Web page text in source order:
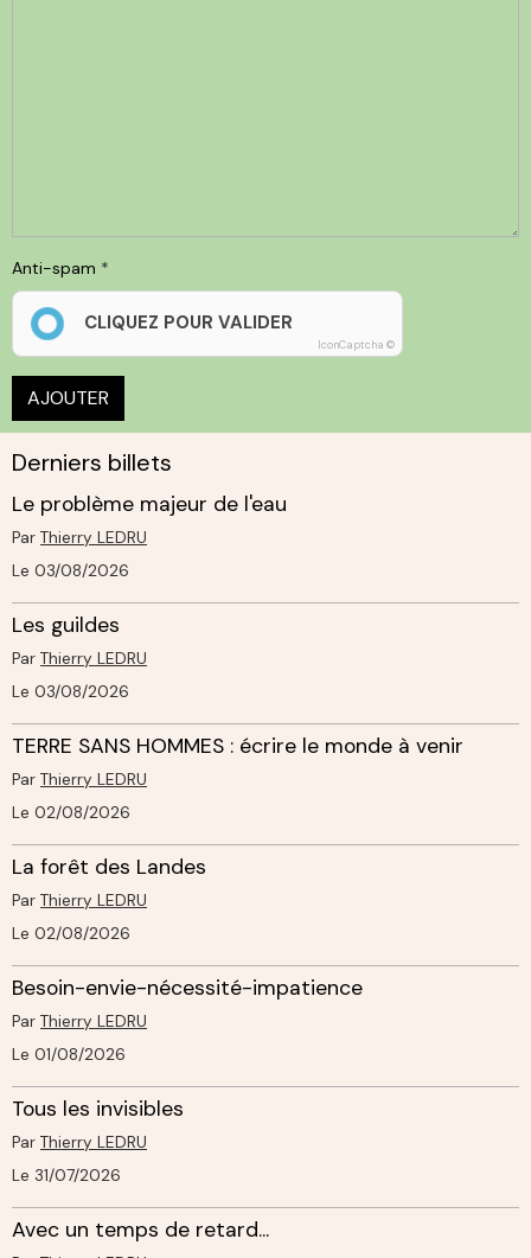
Anti-spam
CLIQUEZ POUR VALIDER
IconCaptcha ©
AJOUTER
Derniers billets
Le problème majeur de l'eau
Par Thierry LEDRU
Le 03/08/2026
Les guildes
Par Thierry LEDRU
Le 03/08/2026
TERRE SANS HOMMES : écrire le monde à venir
Par Thierry LEDRU
Le 02/08/2026
La forêt des Landes
Par Thierry LEDRU
Le 02/08/2026
Besoin-envie-nécessité-impatience
Par Thierry LEDRU
Le 01/08/2026
Tous les invisibles
Par Thierry LEDRU
Le 31/07/2026
Avec un temps de retard...